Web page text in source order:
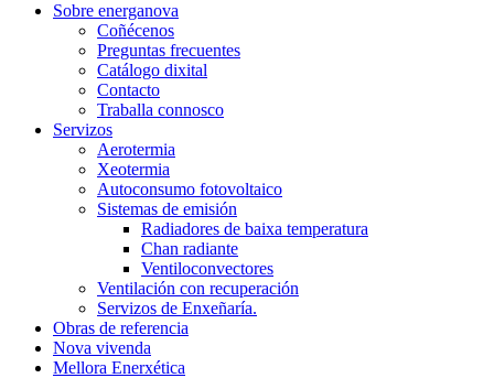
Sobre energanova
Coñécenos
Preguntas frecuentes
Catálogo dixital
Contacto
Traballa connosco
Servizos
Aerotermia
Xeotermia
Autoconsumo fotovoltaico
Sistemas de emisión
Radiadores de baixa temperatura
Chan radiante
Ventiloconvectores
Ventilación con recuperación
Servizos de Enxeñaría.
Obras de referencia
Nova vivenda
Mellora Enerxética